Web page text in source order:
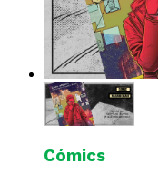
Cómics